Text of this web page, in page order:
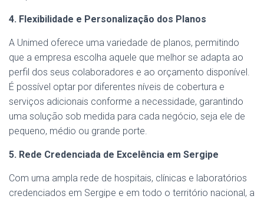
4. Flexibilidade e Personalização dos Planos
A Unimed oferece uma variedade de planos, permitindo
que a empresa escolha aquele que melhor se adapta ao
perfil dos seus colaboradores e ao orçamento disponível.
É possível optar por diferentes níveis de cobertura e
serviços adicionais conforme a necessidade, garantindo
uma solução sob medida para cada negócio, seja ele de
pequeno, médio ou grande porte.
5. Rede Credenciada de Excelência em Sergipe
Com uma ampla rede de hospitais, clínicas e laboratórios
credenciados em Sergipe e em todo o território nacional, a